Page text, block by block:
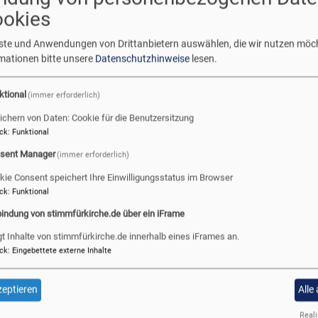
2023
für
KANDIDIERENDE GESUCHT
Weiterlesen über
2024
Weiterlesen
DEM
WEG
ZUR
und Anwendungen von Drittanbietern auswählen, die wir nutzen
bitte unsere Datenschutzhinweise lesen.
(immer erforderlich)
von Daten: Cookie für die Benutzersitzung
: Funktional
Manager(immer erforderlich)
Consent speichert Ihre Einwilligungsstatus im Browser
: Funktional
von stimmfürkirche.de über ein iFrame
Inhalte von stimmfürkirche.de innerhalb eines iFrames an.
: Eingebettete externe Inhalte
Alle